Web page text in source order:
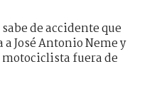
sabe de accidente que
José Antonio Neme y
fuera de